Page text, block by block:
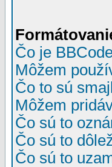
Čo je
Môžem
Čo to sú
Môžem
Čo sú to
Čo sú to
Čo sú to